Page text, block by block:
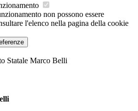
non possono essere
l'elenco nella pagina della cookie
Statale Marco Belli